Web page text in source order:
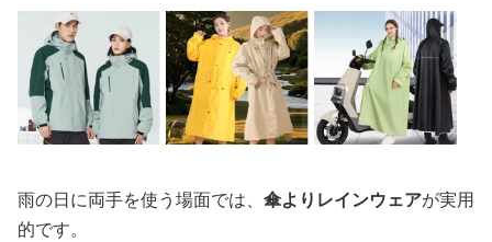
雨の日に両手を使う場面では、 傘よりレインウェアが実用
的です。